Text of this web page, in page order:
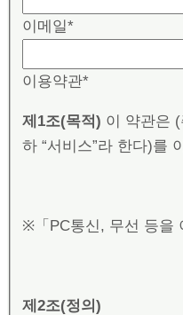
이메일*
이용약관*
제 1조(목적 ) 이 약관은
하 “서비스”라 한다)를
※「PC통신, 무선 등을
제 2조(정의 )